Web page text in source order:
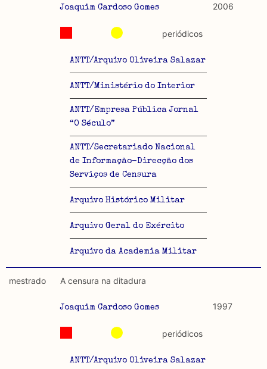
Joaquim Cardoso Gomes 2006
ANTT/Arquivo Oliveira Salazar
ANTT/Ministério do Interior
ANTT/Empresa Pública Jornal
“O Século”
ANTT/Secretariado Nacional
de Informação-Direcção dos
Serviços de Censura
Arquivo Histórico Militar
Arquivo Geral do Exército
Arquivo da Academia Militar
periódicos
mestrado A censura na ditadura
Joaquim Cardoso Gomes 1997
ANTT/Arquivo Oliveira Salazar
periódicos